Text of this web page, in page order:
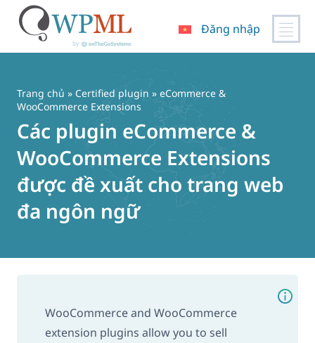
dung
Đăng nhập
Trang chủ » Certified plugin » eCommerce &
WooCommerce Extensions
Các plugin eCommerce &
WooCommerce Extensions
được đề xuất cho trang web
đa ngôn ngữ
WooCommerce and WooCommerce
extension plugins allow you to sell